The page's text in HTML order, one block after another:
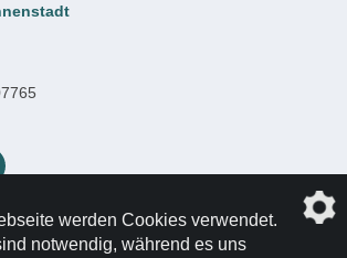
werden Cookies verwendet.
notwendig, während es uns